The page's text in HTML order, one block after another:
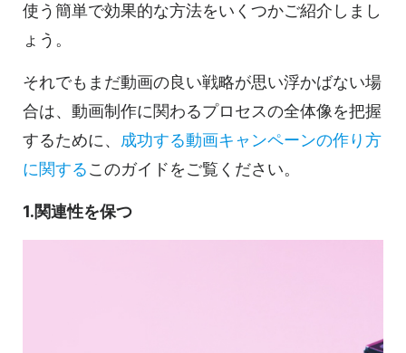
使う簡単で効果的な方法をいくつかご紹介しまし
ょう。
それでもまだ動画の良い戦略が思い浮かばない場
合は、動画制作に関わるプロセスの全体像を把握
するために、 成功する動画キャンペーンの作り方
に関するこのガイドをご覧ください。
1.関連性を保つ